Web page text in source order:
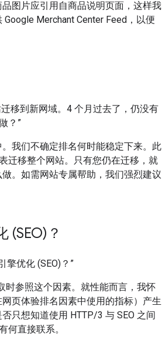
图片应引用自商品说明页面，这样我
Merchant Center Feed，以便
移到新网域。4 个月过去了，仍没有
？”
我们不确定排名何时能稳定下来。此
迁移整个网站。只有您仍在迁移，就
。如需网站专属帮助，我们强烈建议
(SEO)？
擎优化 (SEO)？”
时参照这个因素。就性能而言，我怀
页体验排名因素中使用的指标）产生
只想知道使用 HTTP/3 与 SEO 之间
何直接联系。